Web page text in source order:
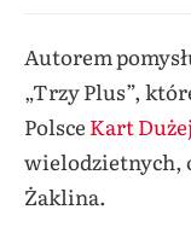
Autorem
„Trzy Plus”,
Polsce Kart
wielodzietnych,
Żaklina.